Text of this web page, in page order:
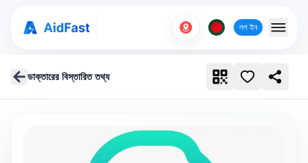
লগ ইন
ডাক্তারের বিস্তারিত তথ্য